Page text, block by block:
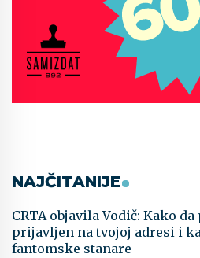
NAJČITANIJE
CRTA objavila Vodič: Kako
prijavljen na tvojoj adresi i
fantomske stanare